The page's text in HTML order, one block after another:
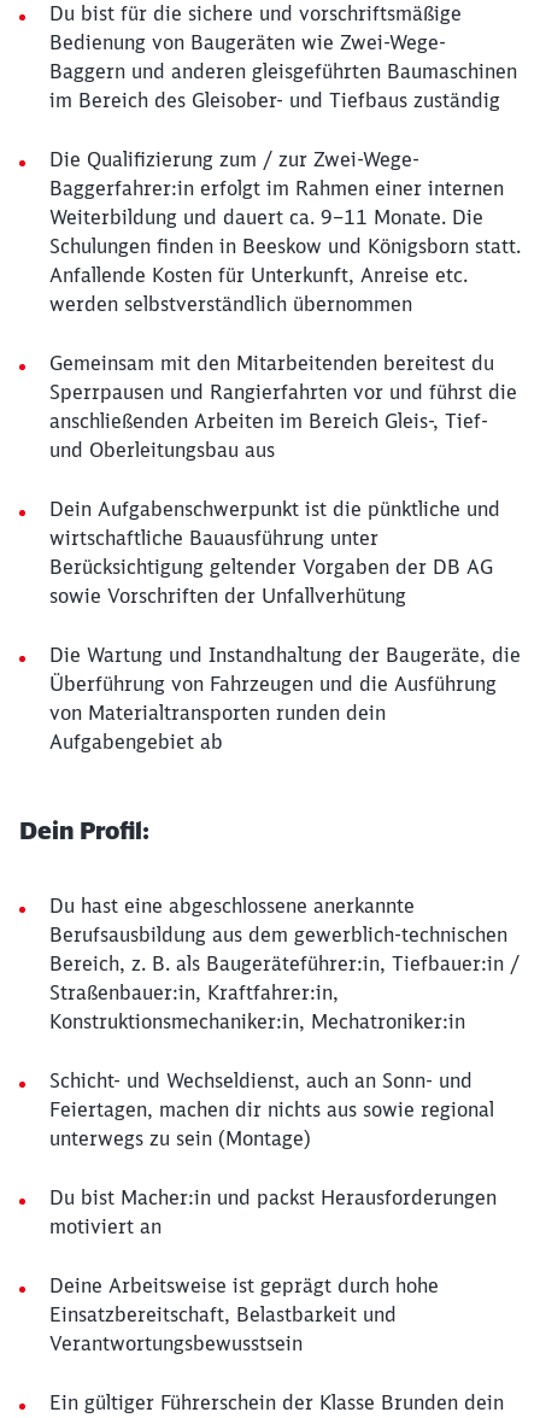
Du bist für die sichere und vorschriftsmäßige
Bedienung von Baugeräten wie Zwei-Wege-
Baggern und anderen gleisgeführten Baumaschinen
im Bereich des Gleisober- und Tiefbaus zuständig
Die Qualifizierung zum / zur Zwei-Wege-
Baggerfahrer:in erfolgt im Rahmen einer internen
Weiterbildung und dauert ca. 9–11 Monate. Die
Schulungen finden in Beeskow und Königsborn statt.
Anfallende Kosten für Unterkunft, Anreise etc.
werden selbstverständlich übernommen
Gemeinsam mit den Mitarbeitenden bereitest du
Sperrpausen und Rangierfahrten vor und führst die
anschließenden Arbeiten im Bereich Gleis-, Tief-
und Oberleitungsbau aus
Dein Aufgabenschwerpunkt ist die pünktliche und
wirtschaftliche Bauausführung unter
Berücksichtigung geltender Vorgaben der DB AG
sowie Vorschriften der Unfallverhütung
Die Wartung und Instandhaltung der Baugeräte, die
Überführung von Fahrzeugen und die Ausführung
von Materialtransporten runden dein
Aufgabengebiet ab
Dein Profil:
Du hast eine abgeschlossene anerkannte
Berufsausbildung aus dem gewerblich-technischen
Bereich, z. B. als Baugeräteführer:in, Tiefbauer:in /
Straßenbauer:in, Kraftfahrer:in,
Konstruktionsmechaniker:in, Mechatroniker:in
Schicht- und Wechseldienst, auch an Sonn- und
Feiertagen, machen dir nichts aus sowie regional
unterwegs zu sein (Montage)
Du bist Macher:in und packst Herausforderungen
motiviert an
Deine Arbeitsweise ist geprägt durch hohe
Einsatzbereitschaft, Belastbarkeit und
Verantwortungsbewusstsein
Ein gültiger Führerschein der Klasse Brunden dein